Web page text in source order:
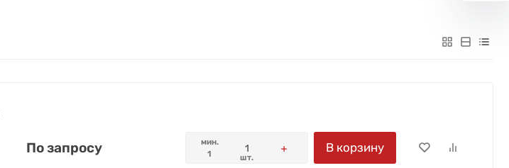
По запросу
мин.
1
шт.
В корзину